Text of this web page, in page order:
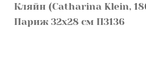
О нас
Кляйн (Catharina Klein,
Париж 32х28 см П3136